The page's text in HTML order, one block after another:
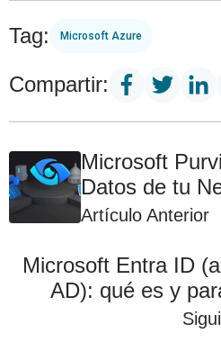
Tag: Microsoft Azure
Compartir:
Microsoft
Datos de tu
Artículo Anterior
Microsoft Entra ID
AD): qué es y